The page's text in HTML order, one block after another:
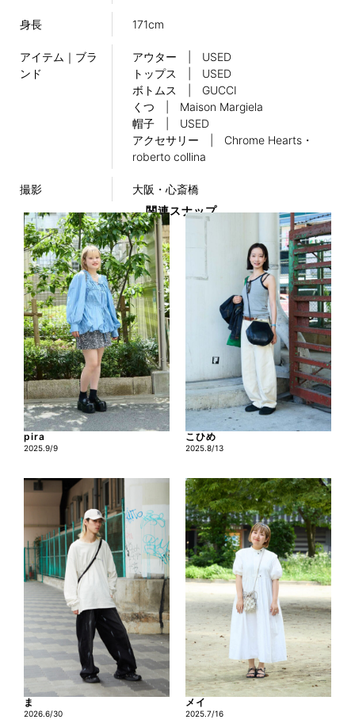
身長 171cm
アイテム｜ブラ
ンド
アウター | USED
トップス | USED
ボトムス | GUCCI
くつ | Maison Margiela
帽子 | USED
アクセサリー | Chrome Hearts・
roberto collina
撮影
大阪・心斎橋
関連スナップ
pira
2025.9/9
こひめ
2025.8/13
ま
2026.6/30
メイ
2025.7/16